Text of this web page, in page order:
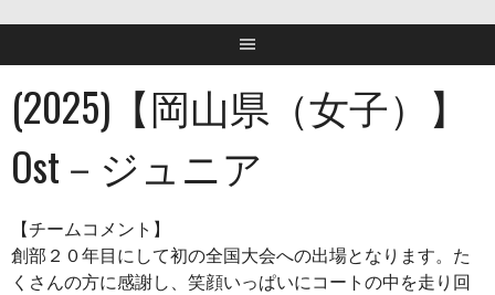
(2025)【岡山県（女子）】
Ost－ジュニア
【チームコメント】
創部２０年目にして初の全国大会への出場となります。た
くさんの方に感謝し、笑顔いっぱいにコートの中を走り回